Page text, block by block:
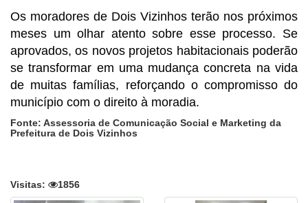
Os moradores de Dois Vizinhos terão nos próximos
meses um olhar atento sobre esse processo. Se
aprovados, os novos projetos habitacionais poderão
se transformar em uma mudança concreta na vida
de muitas famílias, reforçando o compromisso do
município com o direito à moradia.
Fonte: Assessoria de Comunicação Social e Marketing da
Prefeitura de Dois Vizinhos
Visitas: 1856